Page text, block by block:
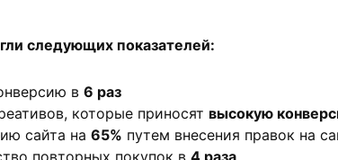
следующих показателей:
в 6 раз
которые приносят высокую
сайта на 65% путем внесения правок на
повторных покупок в 4 раза